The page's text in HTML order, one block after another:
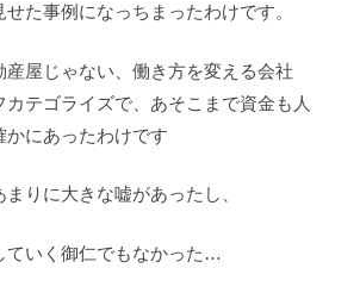
た事例になっちまったわけです。
産屋じゃない、働き方を変える会社
カテゴライズで、あそこまで資金も人
かにあったわけです
りに大きな嘘があったし、
ていく御仁でもなかった…